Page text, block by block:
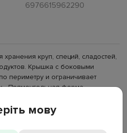
6976615962290
хранения круп, специй, сладостей,
Крышка с боковыми
периметру и ограничивает
Прямоугольная форма
мову